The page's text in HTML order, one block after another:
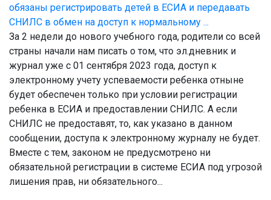
обязаны регистрировать детей в ЕСИА и передавать
СНИЛС в обмен на доступ к нормальному ...
За 2 недели до нового учебного года, родители со всей
страны начали нам писать о том, что эл.дневник и
журнал уже с 01 сентября 2023 года, доступ к
электронному учету успеваемости ребенка отныне
будет обеспечен только при условии регистрации
ребенка в ЕСИА и предоставлении СНИЛС. А если
СНИЛС не предоставят, то, как указано в данном
сообщении, доступа к электронному журналу не будет.
Вместе с тем, законом не предусмотрено ни
обязательной регистрации в системе ЕСИА под угрозой
лишения прав, ни обязательного...